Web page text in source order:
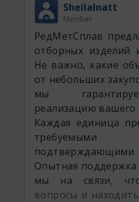
SheilaInatt
Member
РедМетСплав
отборных изделий
Не важно, какие
от небольших
мы
реализацию вашего
Каждая единица
Опытная
мы на связи,
вопросы и